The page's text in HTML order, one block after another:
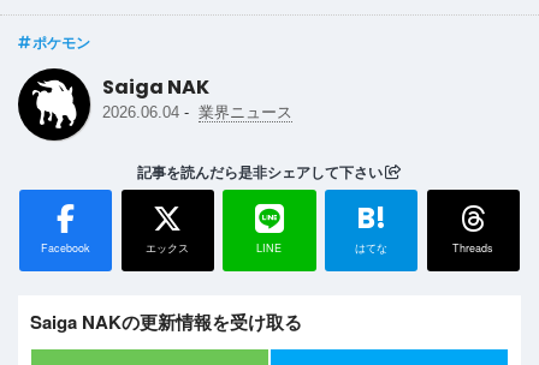
ポケモン
Saiga NAK
2026.06.04 - 業界ニュース
記事を読んだら是非シェアして下さい
Facebook エックス LINE
B!
はてな Threads
Saiga NAKの更新情報を受け取る